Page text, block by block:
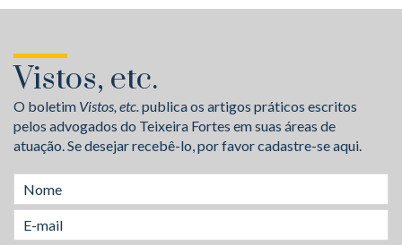
Vistos, etc.
O boletim Vistos, etc.publica os artigos práticos escritos
pelos advogados do Teixeira Fortes em suas áreas de
atuação. Se desejar recebê-lo, por favor cadastre-se aqui.